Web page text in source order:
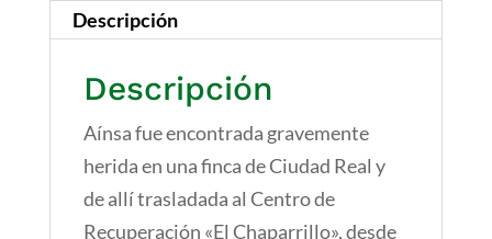
Descripción
Descripción
Aínsa fue encontrada gravemente
herida en una finca de Ciudad Real y
de allí trasladada al Centro de
Recuperación «El Chaparrillo», desde